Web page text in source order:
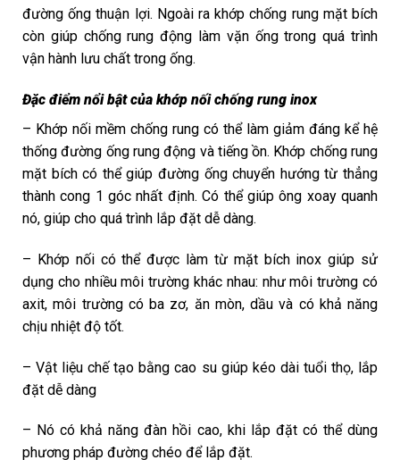
đường ống thuận lợi. Ngoài ra khớp chống rung mặt bích
còn giúp chống rung động làm vặn ống trong quá trình
vận hành lưu chất trong ống.
Đặc điểm nổi bật của khớp nối chống rung inox
– Khớp nối mềm chống rung có thể làm giảm đáng kể hệ
thống đường ống rung động và tiếng ồn. Khớp chống rung
mặt bích có thể giúp đường ống chuyển hướng từ thẳng
thành cong 1 góc nhất định. Có thể giúp ông xoay quanh
nó, giúp cho quá trình lắp đặt dễ dàng.
– Khớp nối có thể được làm từ mặt bích inox giúp sử
dụng cho nhiều môi trường khác nhau: như môi trường có
axit, môi trường có ba zơ, ăn mòn, dầu và có khả năng
chịu nhiệt độ tốt.
– Vật liệu chế tạo bằng cao su giúp kéo dài tuổi thọ, lắp
đặt dễ dàng
– Nó có khả năng đàn hồi cao, khi lắp đặt có thể dùng
phương pháp đường chéo để lắp đặt.